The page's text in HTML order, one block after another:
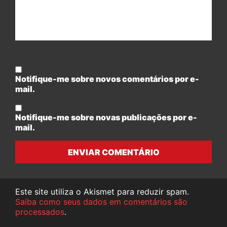
Notifique-me sobre novos comentários por e-
mail.
Notifique-me sobre novas publicações por e-
mail.
ENVIAR COMENTÁRIO
Este site utiliza o Akismet para reduzir spam.
Saiba como seus dados em comentários são
processados.